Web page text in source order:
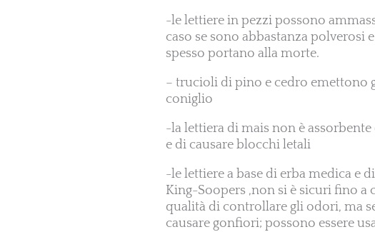
-le lettiere in pezzi possono
caso se sono abbastanza
spesso portano alla morte.
– trucioli di pino e cedro emettono
coniglio
-la lettiera di mais non è
e di causare blocchi letali
-le lettiere a base di erba medica e
King-Soopers ,non si è sicuri fino a
qualità di controllare gli odori, ma
causare gonfiori; possono essere